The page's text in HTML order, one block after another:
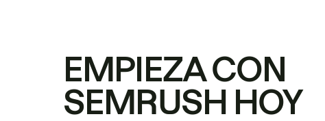
EMPIEZA CON
SEMRUSH HOY